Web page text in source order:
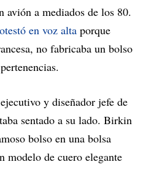
avión a mediados de los 80.
en voz alta porque
no fabricaba un bolso
y diseñador jefe de
sentado a su lado. Birkin
bolso en una bolsa
modelo de cuero elegante